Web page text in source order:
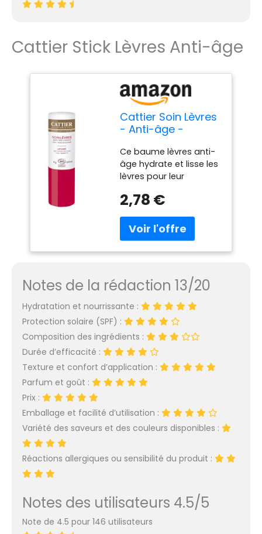
baume à lèvres
hydratation 24 h
ml, numéro d'article :
85040.
Cattier Stick Lèvres Anti-âge
Cattier Soin Lèvres
- Anti-âge -
Ce baume lèvres anti-
âge hydrate et lisse les
lèvres pour leur
immédiat et douceur
enrichie en huile d’olive
et en huile de baobab
préserve l’hydratation
agressions extérieures
Son actif anti-âge
Sepilift DHP lisse les
ridules, redensifie les
lèvres et les rend plus
fermes Sa texture
onctueuse glisse sur les
lèvres et offre un léger
goût sucré-vanillé pour
entre soin et plaisir
Appliquer le soin sur les
lèvres en couche fine -
2,78 €
Notes de la rédaction 13/20
Hydratation et nourrissante :
Protection solaire (SPF) :
Composition des ingrédients :
Durée d’efficacité :
Texture et confort d’application :
Parfum et goût :
Prix :
Emballage et facilité d’utilisation :
Variété des saveurs et des couleurs disponibles :
Réactions allergiques ou sensibilité du produit :
Notes des utilisateurs 4.5/5
Note de 4.5 pour 146 utilisateurs